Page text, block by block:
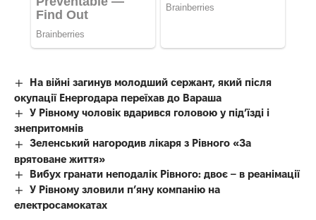
На війні загинув молодший сержант, який після
окупації Енергодара переїхав до Вараша
У Рівному чоловік вдарився головою у під’їзді і
знепритомнів
Зеленський нагородив лікаря з Рівного «За
врятоване життя»
Вибух гранати неподалік Рівного: двоє – в реанімації
У Рівному зловили п’яну компанію на
електросамокатах